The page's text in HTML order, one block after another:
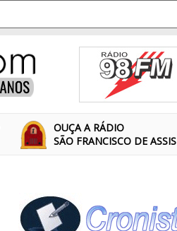
OUÇA A RÁDIO
SÃO FRANCISCO DE ASSIS